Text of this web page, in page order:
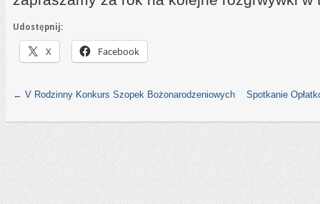
Udostępnij:
X Facebook
← V Rodzinny Konkurs Szopek Bożonarodzeniowych Spotkanie